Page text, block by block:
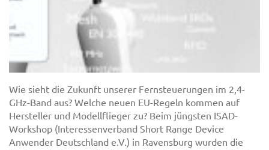
Wie sieht die Zukunft unserer Fernsteuerungen im 2,4-
GHz-Band aus? Welche neuen EU-Regeln kommen auf
Hersteller und Modellflieger zu? Beim jüngsten ISAD-
Workshop (Interessenverband Short Range Device
Anwender Deutschland e.V.) in Ravensburg wurden die